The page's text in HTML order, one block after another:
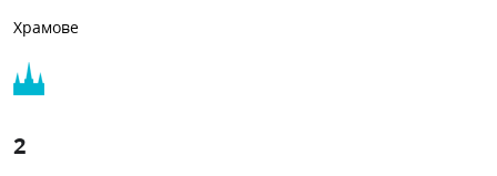
Храмове
2